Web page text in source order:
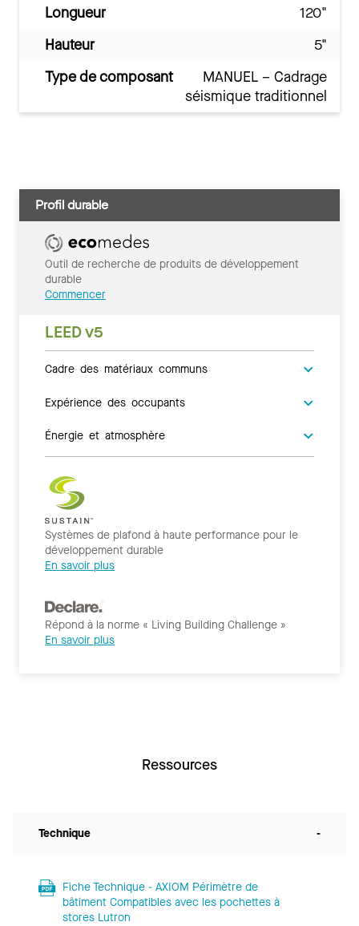
Longueur
120"
Hauteur
5"
Type de composant
MANUEL – Cadrage
séismique traditionnel
Profil durable
Outil de recherche de produits de développement
durable
Commencer
LEED v5
Cadre des matériaux communs
Expérience des occupants
Énergie et atmosphère
Systèmes de plafond à haute performance pour le
développement durable
En savoir plus
Répond à la norme « Living Building Challenge »
En savoir plus
Ressources
Technique -
Fiche Technique - AXIOM Périmètre de
bâtiment Compatibles avec les pochettes à
stores Lutron